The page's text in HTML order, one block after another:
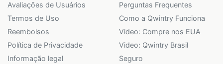
Avaliações de Usuários
Termos de Uso
Reembolsos
Política de Privacidade
Informação legal
Perguntas Frequentes
Como a Qwintry Funciona
Video: Compre nos EUA
Video: Qwintry Brasil
Seguro